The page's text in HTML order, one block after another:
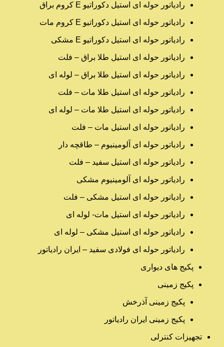
رادیاتور حوله ای استیل دکوراتیو E کروم براق
رادیاتور حوله ای استیل دکوراتیو E کروم مات
رادیاتور حوله ای استیل دکوراتیو E مشکی
رادیاتور حوله ای استیل طلا براق – فلت
رادیاتور حوله ای استیل طلا براق – لوله ای
رادیاتور حوله ای استیل طلا مات – فلت
رادیاتور حوله ای استیل طلا مات – لوله ای
رادیاتور حوله ای استیل مات – فلت
رادیاتور حوله ای آلومینیوم – طاقچه دار
رادیاتور حوله ای استیل سفید – فلت
رادیاتور حوله ای آلومینیوم مشکی
رادیاتور حوله ای استیل مشکی – فلت
رادیاتور حوله ای استیل مات- لوله ای
رادیاتور حوله ای استیل مشکی – لوله ای
رادیاتور حوله ای فولادی سفید – ایران رادیاتور
پکیج های دیواری
پکیج زمینی
پکیج زمینی آذرخش
پکیج زمینی ایران رادیاتور
تجهیزات کنترلی